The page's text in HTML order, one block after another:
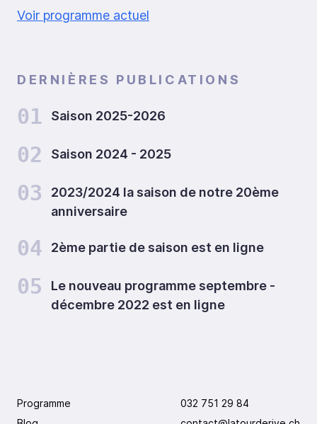
Voir programme actuel
DERNIÈRES PUBLICATIONS
01 Saison 2025-2026
02 Saison 2024 - 2025
03
2023/2024 la saison de notre 20ème
anniversaire
04 2ème partie de saison est en ligne
05
Le nouveau programme septembre -
décembre 2022 est en ligne
Programme
032 751 29 84